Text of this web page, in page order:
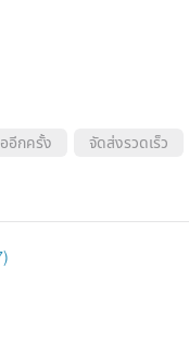
อีกครั้ง จัดส่งรวดเร็ว